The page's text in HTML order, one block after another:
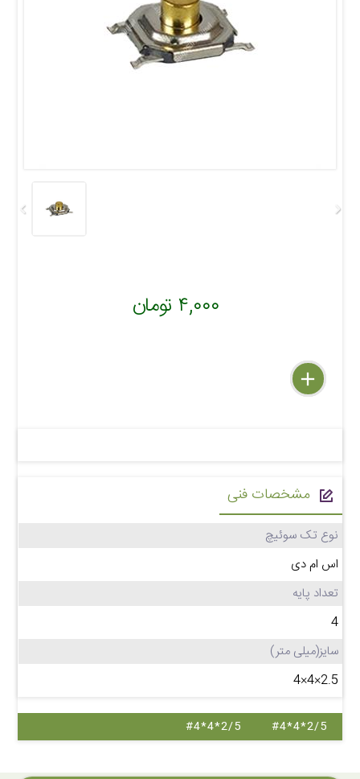
۴,۰۰۰ تومان
delete
remove
add
مشخصات فنی
نوع تک سوئیچ
اس ام دی
تعداد پایه
4
سایز(میلی متر)
2.5×4×4
#4*4*2/5
#4*4*2/5